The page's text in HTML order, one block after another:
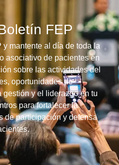
FEP
mantente al día de toda la
asociativo de pacientes en
sobre las actividades del
oportunidades de
gestión y el liderazgo en tu
para fortalecer la
de participación y defensa